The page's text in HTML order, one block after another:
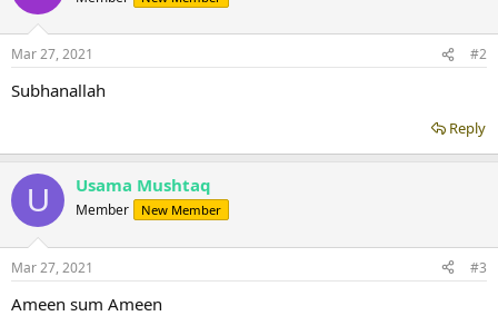
Mar 27, 2021 #2
Subhanallah
Reply
U Usama Mushtaq
Member New Member
Mar 27, 2021 #3
Ameen sum Ameen